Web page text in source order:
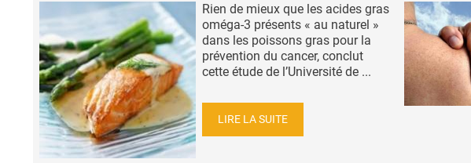
Rien de mieux que les acides gras
oméga-3 présents « au naturel »
dans les poissons gras pour la
prévention du cancer, conclut
cette étude de l’Université de ...
LIRE LA SUITE